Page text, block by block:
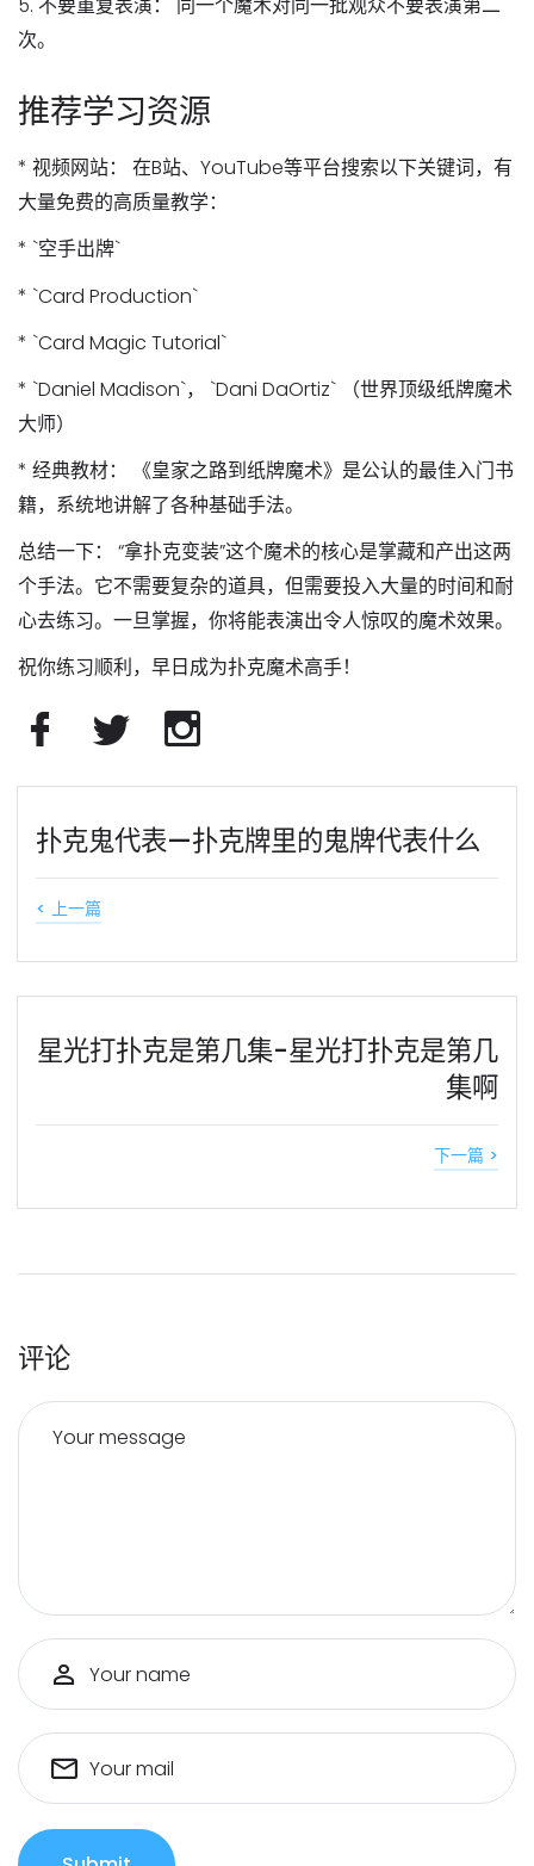
次。
推荐学习资源
* 视频网站：
在B站、YouTube等平台搜索以下关键词，有
大量免费的高质量教学：
* `空手出牌`
* `Card Production`
* `Card Magic Tutorial`
* `Daniel Madison`， `Dani DaOrtiz` （世界顶级纸牌魔术
大师）
* 经典教材：
《皇家之路到纸牌魔术》是公认的最佳入门书
籍，系统地讲解了各种基础手法。
总结一下：
“拿扑克变装”这个魔术的核心是掌藏和产出这两
个手法。它不需要复杂的道具，但需要投入大量的时间和耐
心去练习。一旦掌握，你将能表演出令人惊叹的魔术效果。
祝你练习顺利，早日成为扑克魔术高手！
扑克鬼代表—扑克牌里的鬼牌代表什么
< 上一篇
星光打扑克是第几集-星光打扑克是第几
集啊
下一篇 >
评论
Your message
Your name
Your mail